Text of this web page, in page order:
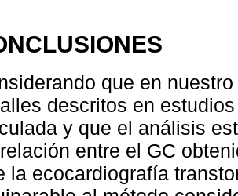
que en
descritos en
y que el análisis
entre el GC
la ecocardiografía